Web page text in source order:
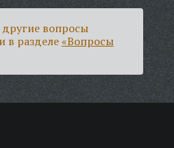
вопросы
в разделе«Вопросы